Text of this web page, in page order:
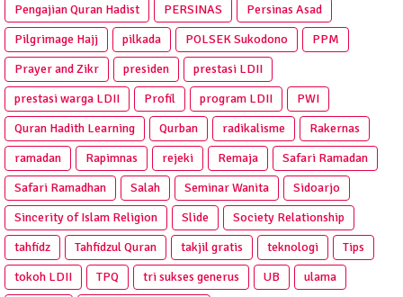
Pengajian Quran Hadist
PERSINAS
Persinas Asad
Pilgrimage Hajj
pilkada POLSEK Sukodono
PPM
Prayer and Zikr
presiden
prestasi LDII
prestasi warga LDII
Profil program LDII
PWI
Quran Hadith Learning
Qurban radikalisme
Rakernas
ramadan
Rapimnas rejeki Remaja
Safari Ramadan
Safari Ramadhan
Salah Seminar Wanita
Sidoarjo
Sincerity of Islam Religion
Slide
Society Relationship
tahfidz
Tahfidzul Quran takjil gratis teknologi
Tips
tokoh LDII
TPQ tri sukses generus UB
ulama